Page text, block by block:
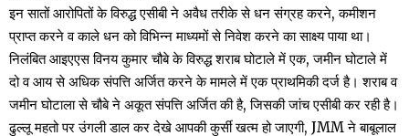
इन सातों आरोपितों के विरुद्ध एसीबी ने अवैध तरीके से धन संग्रह करने, कमीशन
प्राप्त करने व काले धन को विभिन्न माध्यमों से निवेश करने का साक्ष्य पाया था।
निलंबित आइएएस विनय कुमार चौबे के विरुद्ध शराब घोटाले में एक, जमीन घोटाले में
दो व आय से अधिक संपत्ति अर्जित करने के मामले में एक प्राथमिकी दर्ज है। शराब व
जमीन घोटाला से चौबे ने अकूत संपत्ति अर्जित की है, जिसकी जांच एसीबी कर रही है।
ढुल्लू महतो पर उंगली डाल कर देखे आपकी कुर्सी खत्म हो जाएगी, JMM ने बाबूलाल